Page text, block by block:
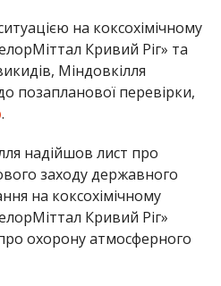
на коксохімічному
Кривий Ріг» та
Міндовкілля
позапланової перевірки,
.
надійшов лист про
заходу державного
на коксохімічному
Кривий Ріг»
охорону атмосферного